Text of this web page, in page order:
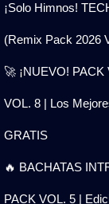
¡Solo Himnos!
(Remix Pack 2026
🚀 ¡NUEVO!
VOL. 8 | Los
GRATIS
🔥 BACHATAS
PACK VOL. 5 |